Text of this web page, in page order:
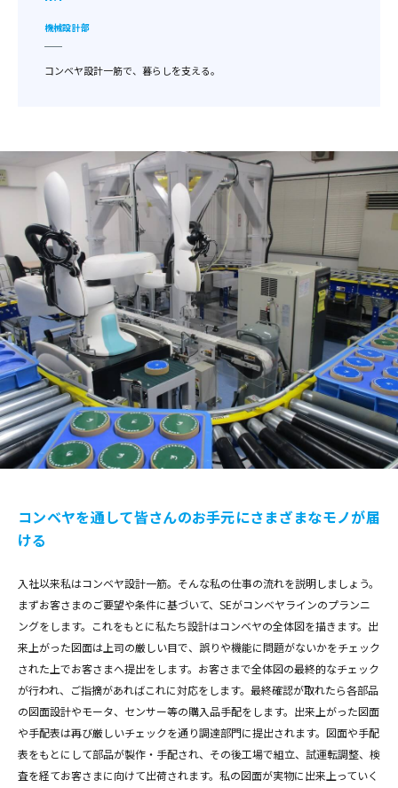
機械設計部
コンベヤ設計一筋で、暮らしを支える。
コンベヤを通して皆さんのお手元にさまざまなモノが届
ける
入社以来私はコンベヤ設計一筋。そんな私の仕事の流れを説明しましょう。
まずお客さまのご要望や条件に基づいて、SEがコンベヤラインのプランニ
ングをします。これをもとに私たち設計はコンベヤの全体図を描きます。出
来上がった図面は上司の厳しい目で、誤りや機能に問題がないかをチェック
された上でお客さまへ提出をします。お客さまで全体図の最終的なチェック
が行われ、ご指摘があればこれに対応をします。最終確認が取れたら各部品
の図面設計やモータ、センサー等の購入品手配をします。出来上がった図面
や手配表は再び厳しいチェックを通り調達部門に提出されます。図面や手配
表をもとにして部品が製作・手配され、その後工場で組立、試運転調整、検
査を経てお客さまに向けて出荷されます。私の図面が実物に出来上っていく